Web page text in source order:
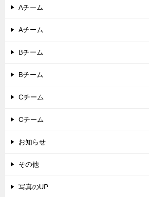
Aチーム
Aチーム
Bチーム
Bチーム
Cチーム
Cチーム
お知らせ
その他
写真のUP